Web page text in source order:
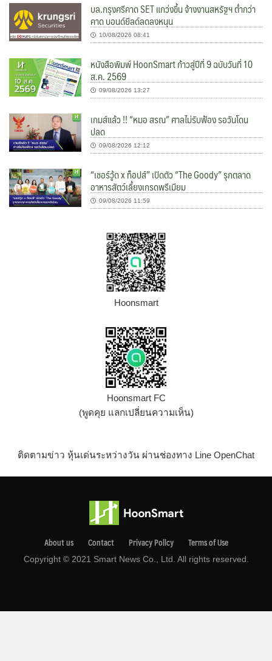
บล.กรุงศรีคาด SET แกว่งขึ้น จ้างงานสหรัฐฯ ต่ำกว่า
คาด บอนด์ยีลด์ลดลงหนุน
10/08/2026 08:41
หนังสือพิมพ์ HoonSmart ก้าวสู่ปีที่ 9 ฉบับวันที่ 10
ส.ค. 2569
09/08/2026 13:27
เกมส์แล้ว !! “หมอ สรณ” ศาลไม่รับฟ้อง รอวันโดน
ปลด
09/08/2026 12:12
“เชอร์วู้ด x ท็อปส์” เปิดตัว “The Goody” รุกตลาด
อาหารสัตว์เลี้ยงเกรดพรีเมียม
09/08/2026 11:59
Hoonsmart
Hoonsmart FC
(พูดคุย แลกเปลี่ยนความเห็น)
ติดตามข่าว หุ้นเด่นระหว่างวัน ผ่านช่องทาง Line OpenChat
About us Contact Privacy Pollcy Terms of Use
Copyright © 2021 Smart News Co., Ltd. All rights reserved.